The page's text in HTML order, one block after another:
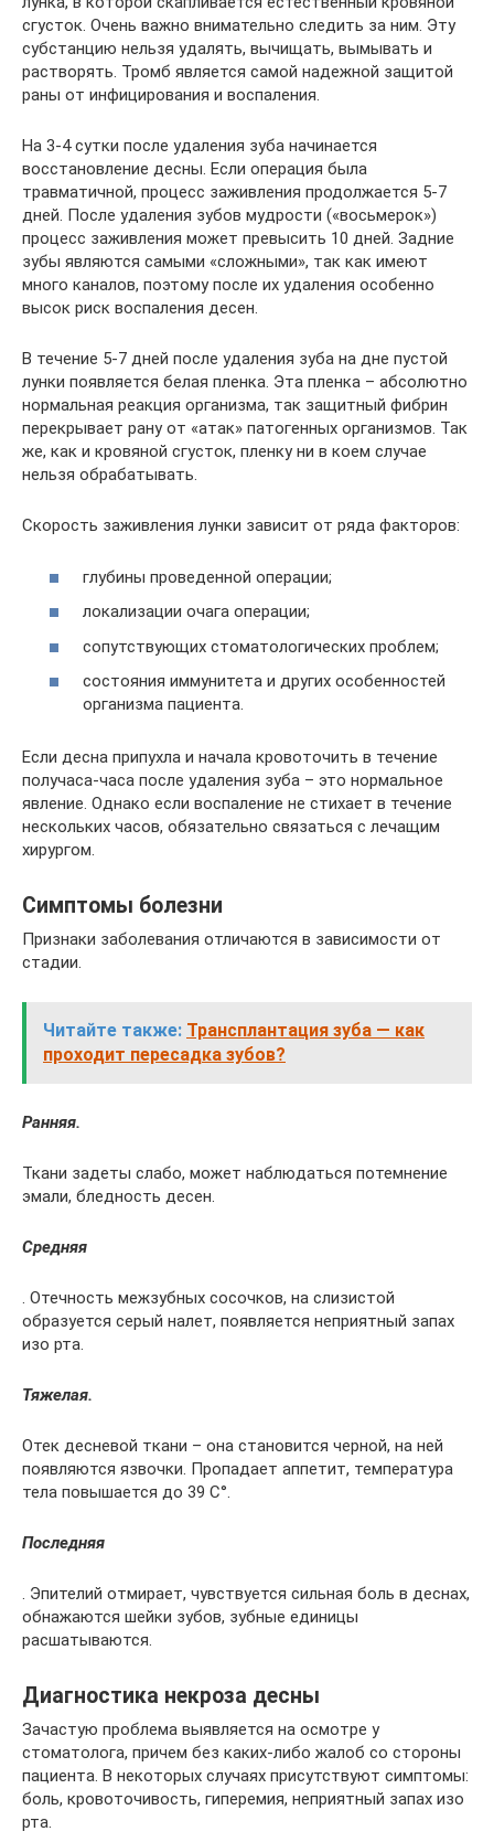
сгусток. Очень важно внимательно следить за ним. Эту
субстанцию нельзя удалять, вычищать, вымывать и
растворять. Тромб является самой надежной защитой
раны от инфицирования и воспаления.
На 3-4 сутки после удаления зуба начинается
восстановление десны. Если операция была
травматичной, процесс заживления продолжается 5-7
дней. После удаления зубов мудрости («восьмерок»)
процесс заживления может превысить 10 дней. Задние
зубы являются самыми «сложными», так как имеют
много каналов, поэтому после их удаления особенно
высок риск воспаления десен.
В течение 5-7 дней после удаления зуба на дне пустой
лунки появляется белая пленка. Эта пленка – абсолютно
нормальная реакция организма, так защитный фибрин
перекрывает рану от «атак» патогенных организмов. Так
же, как и кровяной сгусток, пленку ни в коем случае
нельзя обрабатывать.
Скорость заживления лунки зависит от ряда факторов:
глубины проведенной операции;
локализации очага операции;
сопутствующих стоматологических проблем;
состояния иммунитета и других особенностей
организма пациента.
Если десна припухла и начала кровоточить в течение
получаса-часа после удаления зуба – это нормальное
явление. Однако если воспаление не стихает в течение
нескольких часов, обязательно связаться с лечащим
хирургом.
Симптомы болезни
Признаки заболевания отличаются в зависимости от
стадии.
Читайте также: Трансплантация зуба — как
проходит пересадка зубов?
Ранняя.
Ткани задеты слабо, может наблюдаться потемнение
эмали, бледность десен.
Средняя
. Отечность межзубных сосочков, на слизистой
образуется серый налет, появляется неприятный запах
изо рта.
Тяжелая.
Отек десневой ткани – она становится черной, на ней
появляются язвочки. Пропадает аппетит, температура
тела повышается до 39 С°.
Последняя
. Эпителий отмирает, чувствуется сильная боль в деснах,
обнажаются шейки зубов, зубные единицы
расшатываются.
Диагностика некроза десны
Зачастую проблема выявляется на осмотре у
стоматолога, причем без каких-либо жалоб со стороны
пациента. В некоторых случаях присутствуют симптомы:
боль, кровоточивость, гиперемия, неприятный запах изо
рта.